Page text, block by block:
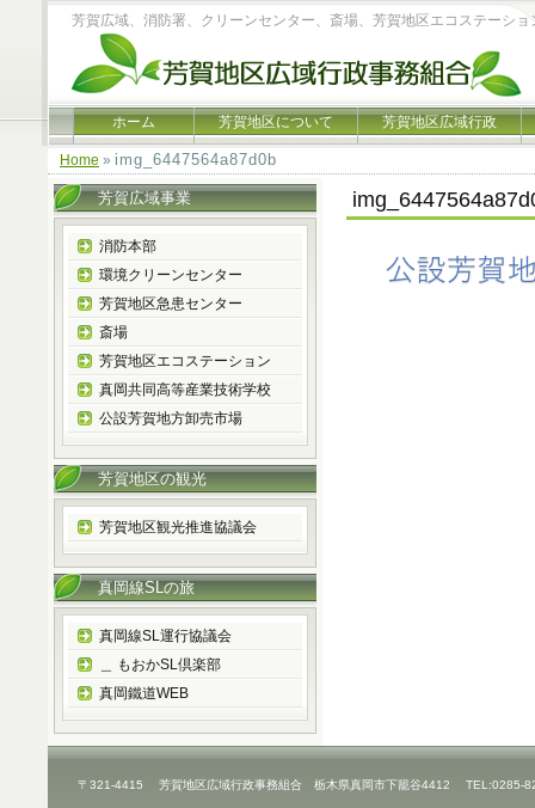
芳賀広域、消防署、クリーンセンター、斎場、芳賀地区エコステーショ
ホーム 芳賀地区について 芳賀地区広域行政
Home » img_6447564a87d0b
芳賀広域事業
消防本部
環境クリーンセンター
芳賀地区急患センター
斎場
芳賀地区エコステーション
真岡共同高等産業技術学校
公設芳賀地方卸売市場
芳賀地区の観光
芳賀地区観光推進協議会
真岡線SLの旅
真岡線SL運行協議会
＿ もおかSL倶楽部
真岡鐵道WEB
〒321-4415 芳賀地区広域行政事務組合 栃木県真岡市下籠谷4412